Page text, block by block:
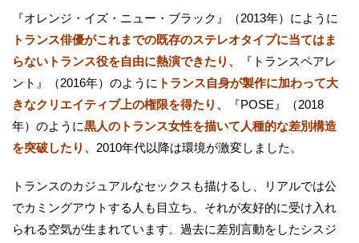
『オレンジ・イズ・ニュー・ブラック』（2013年）にように
トランス俳優がこれまでの既存のステレオタイプに当てはま
らないトランス役を自由に熱演できたり、
『トランスペアレ
ント』（2016年）のように トランス自身が製作に加わって大
きなクリエイティブ上の権限を得たり、
『POSE』（2018
年）のように黒人のトランス女性を描いて人種的な差別構造
を突破したり、 2010年代以降は環境が激変しました。
トランスのカジュアルなセックスも描けるし、リアルでは公
でカミングアウトする人も目立ち、それが友好的に受け入れ
られる空気が生まれています。過去に差別言動をしたシスジ